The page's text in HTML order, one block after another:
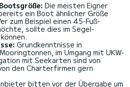
Die meisten Eigner
ein Boot ähnlicher Größe
zum Beispiel einen 45-Fuß-
sollte dies im Segel-
Grundkenntnisse in
im Umgang mit UKW-
mit Seekarten sind von
den Charterfirmen gern
bitten vor der Übergabe um